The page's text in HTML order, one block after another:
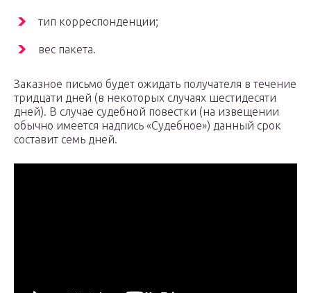
тип корреспонденции;
вес пакета.
Заказное письмо будет ожидать получателя в течение
тридцати дней (в некоторых случаях шестидесяти
дней). В случае судебной повестки (на извещении
обычно имеется надпись «Судебное») данный срок
составит семь дней.